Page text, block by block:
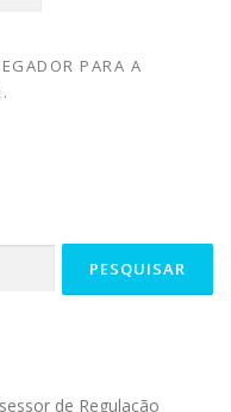
PARA A
de Regulação